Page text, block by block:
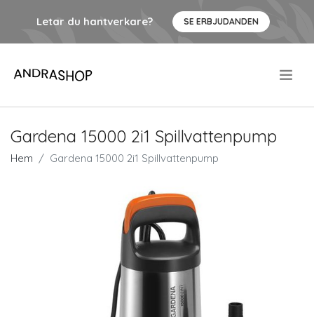
Letar du hantverkare? SE ERBJUDANDEN
Gardena 15000 2i1 Spillvattenpump
Hem Gardena 15000 2i1 Spillvattenpump